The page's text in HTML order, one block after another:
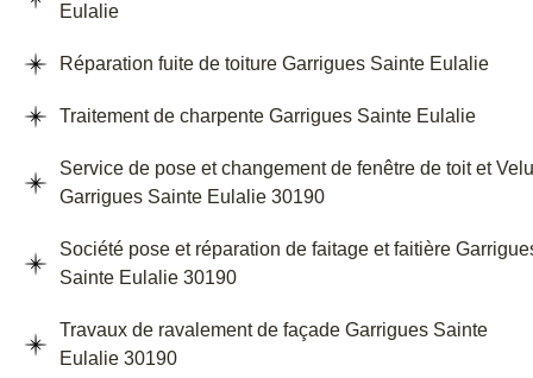
Eulalie
Réparation fuite de toiture Garrigues Sainte Eulalie
Traitement de charpente Garrigues Sainte Eulalie
Service de pose et changement de fenêtre de toit et
Garrigues Sainte Eulalie 30190
Société pose et réparation de faitage et faitière
Sainte Eulalie 30190
Travaux de ravalement de façade Garrigues Sainte
Eulalie 30190